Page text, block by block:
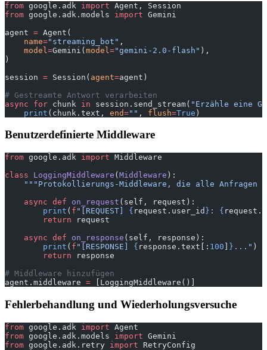
from google.adk import Agent, Session
from google.adk.models import Gemini
agent = Agent(
    name
="streaming_bot" ,
    model
=Gemini(model ="gemini-2.0-flash" ),
)
session = Session( agent=agent)
# Gestreamte Antwort verarbeiten
async for chunk in session.send_stream( "Erzähle eine
    print
(chunk.text, end="" , flush=True )
Benutzerdefinierte Middleware
from google.adk import Middleware
class LoggingMiddleware ( Middleware ):
"""Protokollierungs-Middleware, die alle Anfragen
    async
def on_request (self, request):
        print
( f "[REQUEST] { request.user_id } : {
        return
request
    async
def on_response (self, response):
        print
( f "[RESPONSE] { response.text[: 100 } ..." )
        return
response
# Middleware hinzufügen
agent.middleware = [LoggingMiddleware()]
Fehlerbehandlung und Wiederholungsversuche
from google.adk import Agent
from google.adk.models import Gemini
from google.adk.retry import RetryConfig